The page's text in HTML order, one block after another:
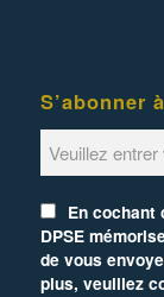
S’abonner
En cochant
DPSE
de vous
plus, veuillez